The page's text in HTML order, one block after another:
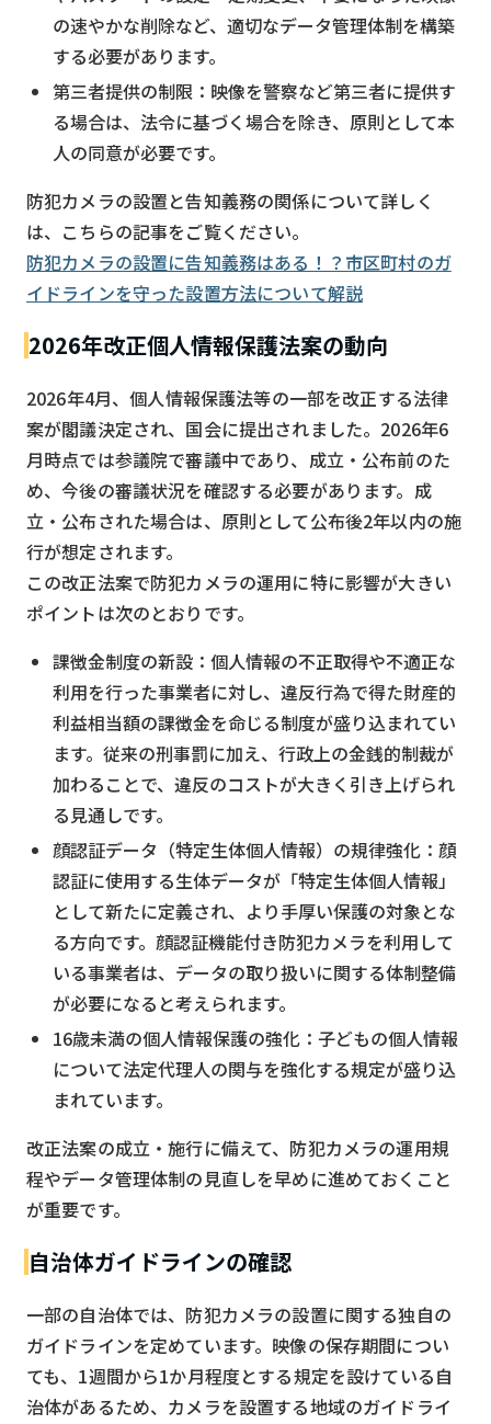
の速やかな削除など、適切なデータ管理体制を構築
する必要があります。
第三者提供の制限：映像を警察など第三者に提供す
る場合は、法令に基づく場合を除き、原則として本
人の同意が必要です。
防犯カメラの設置と告知義務の関係について詳しく
は、こちらの記事をご覧ください。
防犯カメラの設置に告知義務はある！？市区町村のガ
イドラインを守った設置方法について解説
2026年改正個人情報保護法案の動向
2026年4月、個人情報保護法等の一部を改正する法律
案が閣議決定され、国会に提出されました。2026年6
月時点では参議院で審議中であり、成立・公布前のた
め、今後の審議状況を確認する必要があります。成
立・公布された場合は、原則として公布後2年以内の施
行が想定されます。
この改正法案で防犯カメラの運用に特に影響が大きい
ポイントは次のとおりです。
課徴金制度の新設：個人情報の不正取得や不適正な
利用を行った事業者に対し、違反行為で得た財産的
利益相当額の課徴金を命じる制度が盛り込まれてい
ます。従来の刑事罰に加え、行政上の金銭的制裁が
加わることで、違反のコストが大きく引き上げられ
る見通しです。
顔認証データ（特定生体個人情報）の規律強化：顔
認証に使用する生体データが「特定生体個人情報」
として新たに定義され、より手厚い保護の対象とな
る方向です。顔認証機能付き防犯カメラを利用して
いる事業者は、データの取り扱いに関する体制整備
が必要になると考えられます。
16歳未満の個人情報保護の強化：子どもの個人情報
について法定代理人の関与を強化する規定が盛り込
まれています。
改正法案の成立・施行に備えて、防犯カメラの運用規
程やデータ管理体制の見直しを早めに進めておくこと
が重要です。
自治体ガイドラインの確認
一部の自治体では、防犯カメラの設置に関する独自の
ガイドラインを定めています。映像の保存期間につい
ても、1週間から1か月程度とする規定を設けている自
治体があるため、カメラを設置する地域のガイドライ